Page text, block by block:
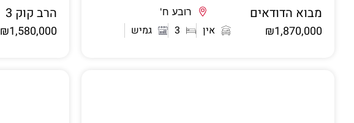
מבוא הדודאים רובע ח'
₪1,870,000 אין 3 גמיש
הרב קוק 3
₪1,580,000